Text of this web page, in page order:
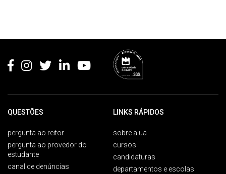
QUESTÕES
pergunta ao reitor
pergunta ao provedor do
estudante
canal de denúncias
LINKS RÁPIDOS
sobre a ua
cursos
candidaturas
departamentos e escolas